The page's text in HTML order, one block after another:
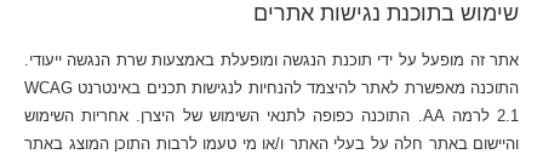
שימוש בתוכנת נגישות אתרים
אתר זה מופעל על ידי תוכנת הנגשה ומופעלת באמצעות שרת הנגשה ייעודי.
התוכנה מאפשרת לאתר להיצמד להנחיות לנגישות תכנים באינטרנט WCAG
2.1 לרמה AA. התוכנה כפופה לתנאי השימוש של היצרן. אחריות השימוש
והיישום באתר חלה על בעלי האתר ו/או מי טעמו לרבות התוכן המוצג באתר